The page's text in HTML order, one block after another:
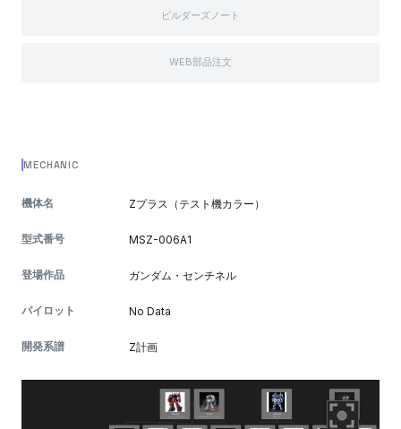
ビルダーズノート
WEB部品注文
MECHANIC
機体名 Zプラス（テスト機カラー）
型式番号 MSZ-006A1
登場作品 ガンダム・センチネル
パイロット No Data
開発系譜 Z計画